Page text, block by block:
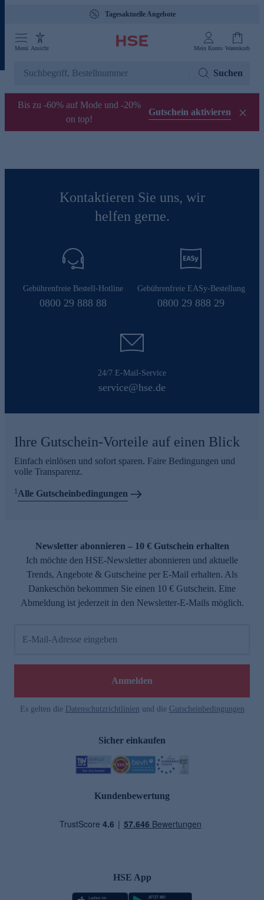
Tagesaktuelle Angebote
Menü Ansicht Mein Konto Warenkorb
Suchen
Bis zu -60% auf Mode und -20%
on top!
Gutschein aktivieren
Kontaktieren Sie uns, wir
helfen gerne.
Gebührenfreie Bestell-Hotline
0800 29 888 88
Gebührenfreie EASy-Bestellung
0800 29 888 29
24/7 E-Mail-Service
service@hse.de
Ihre Gutschein-Vorteile auf einen Blick
Einfach einlösen und sofort sparen. Faire Bedingungen und
volle Transparenz.
1Alle Gutscheinbedingungen
Newsletter abonnieren – 10 € Gutschein erhalten
Ich möchte den HSE-Newsletter abonnieren und aktuelle
Trends, Angebote & Gutscheine per E-Mail erhalten. Als
Dankeschön bekommen Sie einen 10 € Gutschein. Eine
Abmeldung ist jederzeit in den Newsletter-E-Mails möglich.
E-Mail-Adresse eingeben
Anmelden
Es gelten die Datenschutzrichtlinien und die Gutscheinbedingungen
Sicher einkaufen
Kundenbewertung
HSE App